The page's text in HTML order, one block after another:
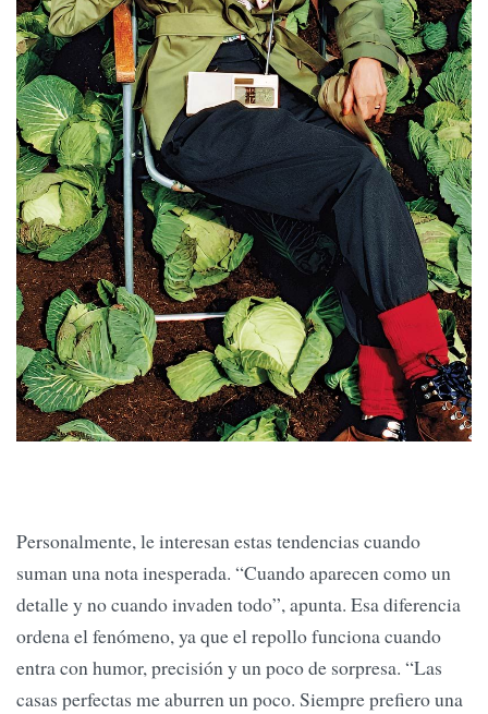
Personalmente, le interesan estas tendencias cuando
suman una nota inesperada. “Cuando aparecen como un
detalle y no cuando invaden todo”, apunta. Esa diferencia
ordena el fenómeno, ya que el repollo funciona cuando
entra con humor, precisión y un poco de sorpresa. “Las
casas perfectas me aburren un poco. Siempre prefiero una